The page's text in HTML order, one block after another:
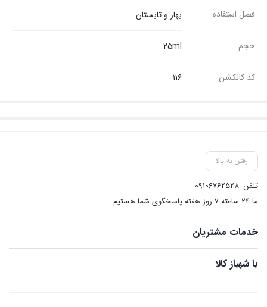
فصل استفاده بهار و تابستان
حجم 25ml
کد کالکشن 116
رفتن به بالا
تلفن 09106762528
ما ۲۴ ساعته ۷ روز هفته پاسخگوی شما هستیم.
خدمات مشتریان
با شهباز کالا